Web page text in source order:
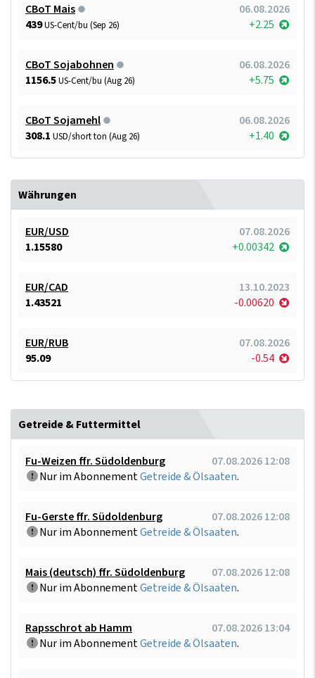
CBoT Mais
06.08.2026
439US-Cent/bu (Sep 26) +2.25
CBoT Sojabohnen
06.08.2026
1156.5US-Cent/bu (Aug 26) +5.75
CBoT Sojamehl
06.08.2026
308.1 USD/short ton (Aug 26) +1.40
Währungen
EUR/USD
07.08.2026
1.15580
+0.00342
EUR/CAD
13.10.2023
1.43521
-0.00620
EUR/RUB
07.08.2026
95.09
-0.54
Getreide & Futtermittel
Fu-Weizen ffr. Südoldenburg
07.08.2026 12:08
Nur im AbonnementGetreide & Ölsaaten.
Fu-Gerste ffr. Südoldenburg
07.08.2026 12:08
Nur im AbonnementGetreide & Ölsaaten.
Mais (deutsch) ffr. Südoldenburg
07.08.2026 12:08
Nur im AbonnementGetreide & Ölsaaten.
Rapsschrot ab Hamm
07.08.2026 13:04
Nur im AbonnementGetreide & Ölsaaten.